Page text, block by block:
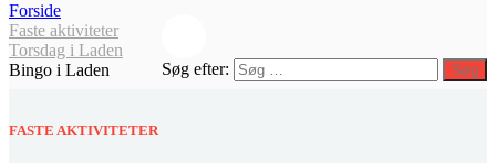
Søg efter: Søg
Forside
Faste aktiviteter
Torsdag i Laden
Bingo i Laden
FASTE AKTIVITETER